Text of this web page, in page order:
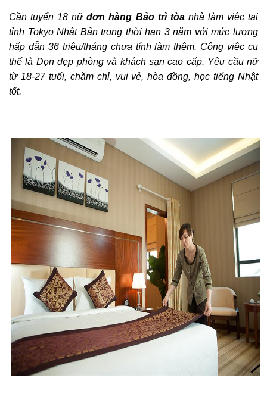
Cần tuyển 18 nữđơn hàng Bảo trì tòanhà làm việc tại
tỉnh Tokyo Nhật Bản trong thời hạn 3 năm với mức lương
hấp dẫn 36 triệu/tháng chưa tính làm thêm. Công việc cụ
thể là Dọn dẹp phòng và khách sạn cao cấp. Yêu cầu nữ
từ 18-27 tuổi, chăm chỉ, vui vẻ, hòa đồng, học tiếng Nhật
tốt.